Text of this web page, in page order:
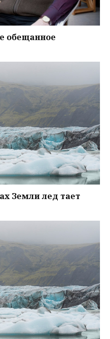
обещанное
Земли лед тает